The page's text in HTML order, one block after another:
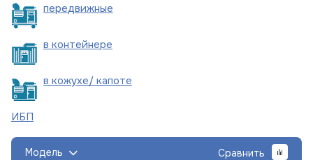
передвижные
в контейнере
в кожухе/ капоте
ИБП
Модель Сравнить